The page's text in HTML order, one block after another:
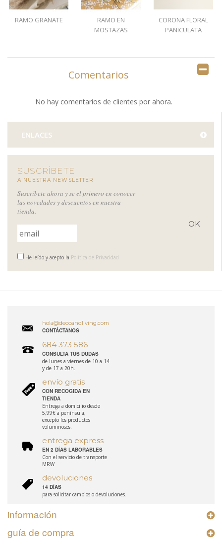
RAMO GRANATE
RAMO EN
MOSTAZAS
CORONA FLORAL
PANICULATA
Comentarios
No hay comentarios de clientes por ahora.
ENLACES
SUSCRÍBETE
A NUESTRA NEWSLETTER
Suscríbete ahora y se el primero en conocer
las novedades y descuentos en nuestra
tienda.
He leído y acepto la Política de Privacidad
hola@decoandliving.com
CONTÁCTANOS
684 373 586
CONSULTA TUS DUDAS
de lunes a viernes de 10 a 14
y de 17 a 20h.
envío gratis
CON RECOGIDA EN
TIENDA
Entrega a domicilio desde
5,99€ a península,
excepto los productos
voluminosos.
entrega express
EN 2 DÍAS LABORABLES
Con el servicio de transporte
MRW
devoluciones
14 DÍAS
para solicitar cambios o devoluciones.
información
guía de compra